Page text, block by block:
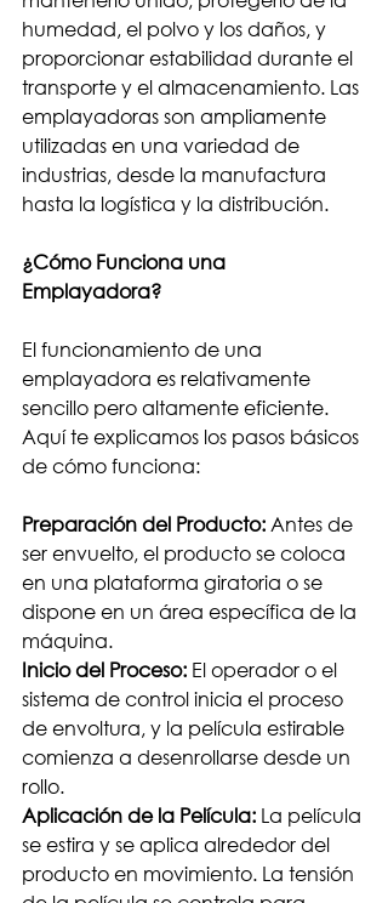
humedad, el polvo y los daños, y
proporcionar estabilidad durante el
transporte y el almacenamiento. Las
emplayadoras son ampliamente
utilizadas en una variedad de
industrias, desde la manufactura
hasta la logística y la distribución.
¿Cómo Funciona una
Emplayadora?
El funcionamiento de una
emplayadora es relativamente
sencillo pero altamente eficiente.
Aquí te explicamos los pasos básicos
de cómo funciona:
Preparación del Producto: Antes de
ser envuelto, el producto se coloca
en una plataforma giratoria o se
dispone en un área específica de la
máquina.
Inicio del Proceso: El operador o el
sistema de control inicia el proceso
de envoltura, y la película estirable
comienza a desenrollarse desde un
rollo.
Aplicación de la Película: La película
se estira y se aplica alrededor del
producto en movimiento. La tensión